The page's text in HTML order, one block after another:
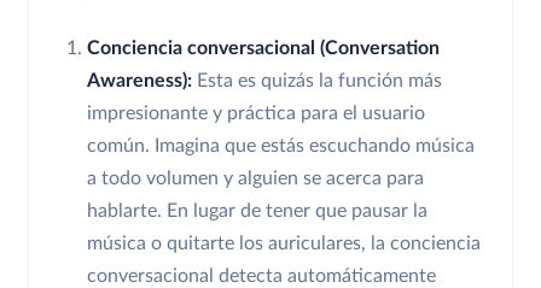
Conciencia conversacional (Conversation
Awareness): Esta es quizás la función más
impresionante y práctica para el usuario
común. Imagina que estás escuchando música
a todo volumen y alguien se acerca para
hablarte. En lugar de tener que pausar la
música o quitarte los auriculares, la conciencia
conversacional detecta automáticamente